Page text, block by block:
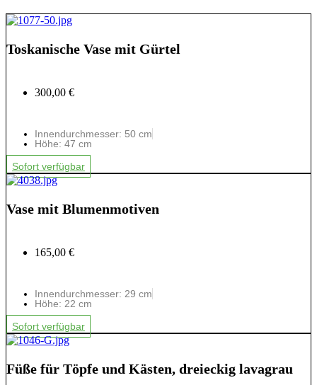
Toskanische Vase mit Gürtel
300,00 €
Innendurchmesser: 50 cm
Höhe: 47 cm
Sofort verfügbar
Vase mit Blumenmotiven
165,00 €
Innendurchmesser: 29 cm
Höhe: 22 cm
Sofort verfügbar
Füße für Töpfe und Kästen, dreieckig lavagrau